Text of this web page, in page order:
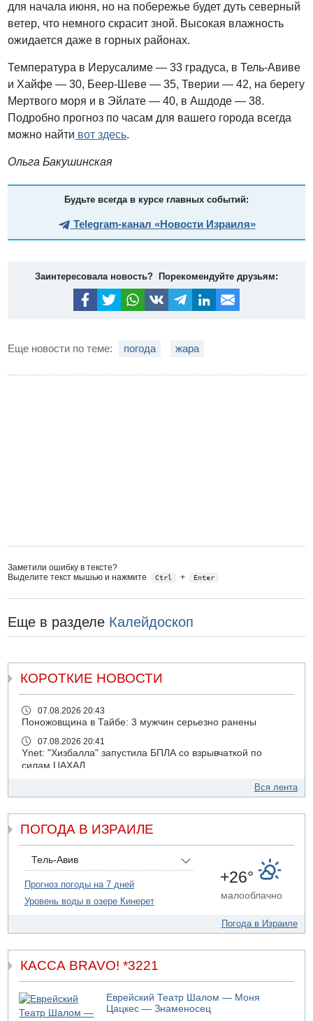
для начала июня, но на побережье будет дуть северный
ветер, что немного скрасит зной. Высокая влажность
ожидается даже в горных районах.
Температура в Иерусалиме — 33 градуса, в Тель-Авиве
и Хайфе — 30, Беер-Шеве — 35, Тверии — 42, на берегу
Мертвого моря и в Эйлате — 40, в Ашдоде — 38.
Подробно прогноз по часам для вашего города всегда
можно найти вот здесь.
Ольга Бакушинская
Будьте всегда в курсе главных событий:
Telegram-канал «Новости Израиля»
Заинтересовала новость? Порекомендуйте друзьям:
Еще новости по теме: погода жара
Заметили ошибку в тексте?
Выделите текст мышью и нажмите
Ctrl + Enter
Еще в разделе Калейдоскоп
КОРОТКИЕ НОВОСТИ
07.08.2026 20:43
Поножовщина в Тайбе: 3 мужчин серьезно ранены
07.08.2026 20:41
Ynet: "Хизбалла" запустила БПЛА со взрывчаткой по
силам ЦАХАЛ
ДТП в Ашдоде: тяжело ранены двое маленьких детей
07.08.2026 19:14
Скончался водитель, врезавшийся в стену в
Иерусалиме
07.08.2026 17:57
Подозреваемый в домогательствах в хостеле - Гильбоа
Дахан
07.08.2026 17:55
коррупционных отношениях с Йоавом Элиаси
для уклонистов-харедим
В Иерусалиме водитель врезался в забор и серьезно
пострадал
Вся лента
ПОГОДА В ИЗРАИЛЕ
Тель-Авив
Прогноз погоды на 7 дней
Уровень воды в озере Кинерет
+26°
малооблачно
Погода в Израиле
КАССА BRAVO! *3221
Еврейский Театр Шалом — Моня
Цацкес — Знаменосец